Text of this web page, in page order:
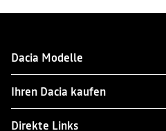
Dacia Modelle
Ihren Dacia kaufen
Direkte Links